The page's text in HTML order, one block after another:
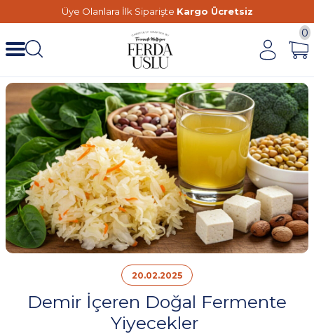
Üye Olanlara İlk Siparişte Kargo Ücretsiz
0
20.02.2025
Demir İçeren Doğal Fermente
Yiyecekler